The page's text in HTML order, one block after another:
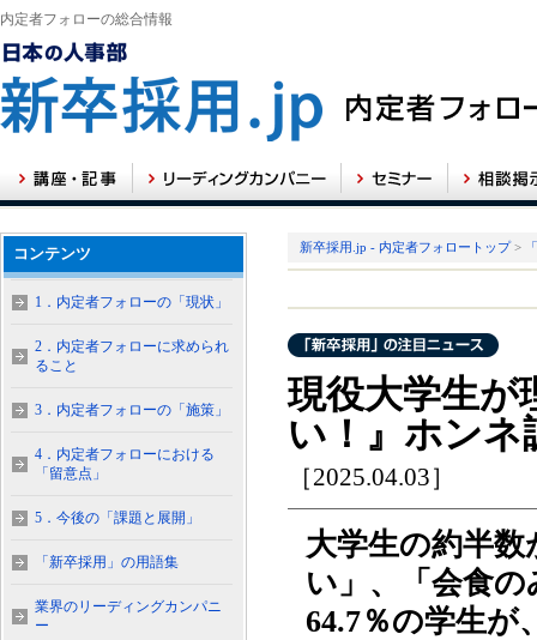
内定者フォローの総合情報
新卒採用.jp - 内定者フォロートップ>
現役大学生が
い！』ホンネ
［2025.04.03］
大学生の約半
い」、「会食
64.7％の学生が
コンテンツ
1．内定者フォローの「現状」
2．内定者フォローに求められ
ること
3．内定者フォローの「施策」
4．内定者フォローにおける
「留意点」
5．今後の「課題と展開」
「新卒採用」の用語集
業界のリーディングカンパニ
ー